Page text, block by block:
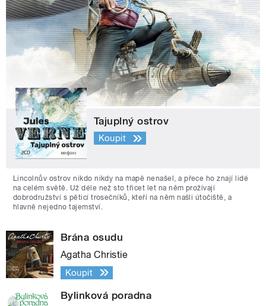
Tajuplný ostrov
Koupit
Lincolnův ostrov nikdo nikdy na mapě nenašel, a přece ho znají lidé
na celém světě. Už déle než sto třicet let na něm prožívají
dobrodružství s pěticí trosečníků, kteří na něm našli útočiště, a
hlavně nejedno tajemství.
Brána osudu
Agatha Christie
Koupit
Bylinková poradna